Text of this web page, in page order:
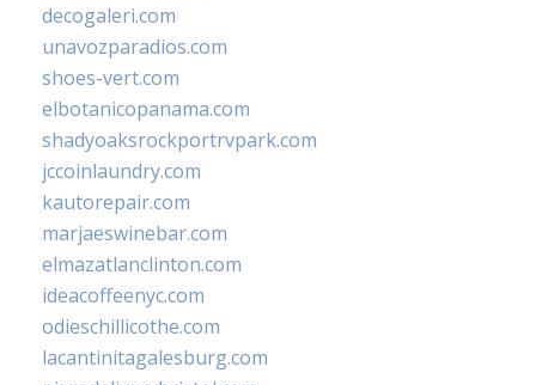
decogaleri.com
unavozparadios.com
shoes-vert.com
elbotanicopanama.com
shadyoaksrockportrvpark.com
jccoinlaundry.com
kautorepair.com
marjaeswinebar.com
elmazatlanclinton.com
ideacoffeenyc.com
odieschillicothe.com
lacantinitagalesburg.com